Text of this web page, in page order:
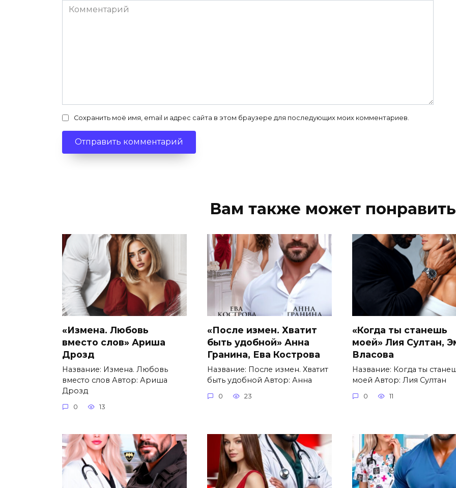
Комментарий
Сохранить моё имя, email и адрес сайта в этом браузере для последующих моих комментариев.
Вам также может
«Измена. Любовь
вместо слов» Ариша
Дрозд
Название: Измена. Любовь
вместо слов Автор: Ариша
Дрозд
0 13
«После измен. Хватит
быть удобной» Анна
Гранина, Ева Кострова
Название: После измен. Хватит
быть удобной Автор: Анна
0 23
«Когда ты станешь
моей» Лия Султан,
Власова
Название: Когда ты
моей Автор: Лия Султан
0 11